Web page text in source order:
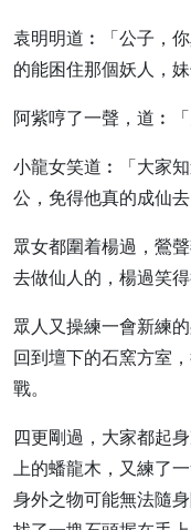
袁明明道︰「公子，
的能困住那個妖人，
阿紫哼了一聲，道︰
小龍女笑道︰「大家
公，免得他真的成仙
眾女都圍着楊過，鶯
去做仙人的，楊過笑得
眾人又操練一會新練
回到壇下的石窯方室
戰。
四更剛過，大家都起
上的蟠龍木，又練了
身外之物可能無法隨